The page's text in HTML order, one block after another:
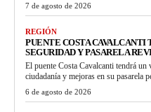
7 de agosto de 2026
REGIÓN
PUENTE COSTA CAVALCANTI
SEGURIDAD Y PASARELA
El puente Costa Cavalcanti tendrá
ciudadanía y mejoras en su pasarela
6 de agosto de 2026